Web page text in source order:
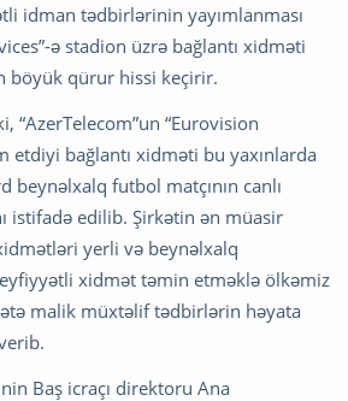
idman tədbirlərinin yayımlanması
ə stadion üzrə bağlantı xidməti
böyük qürur hissi keçirir.
“AzerTelecom”un “Eurovision
etdiyi bağlantı xidməti bu yaxınlarda
beynəlxalq futbol matçının canlı
istifadə edilib. Şirkətin ən müasir
yerli və beynəlxalq
xidmət təmin etməklə ölkəmiz
malik müxtəlif tədbirlərin həyata
Baş icraçı direktoru Ana